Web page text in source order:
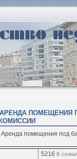
АРЕНДА ПОМЕЩЕНИЯ
помещения под
5216 К